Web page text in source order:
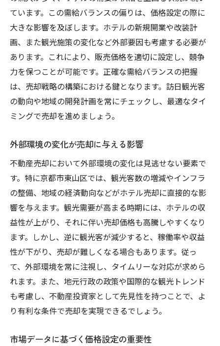
ています。この需給バランスの偏りは、価格設定の際に
大きな影響を及ぼします。ホテルの新規開業や改装計
画、また観光施策の変化など外部要因も考慮する必要が
あります。これにより、販売価格を適切に設定し、競争
力を保つことが可能です。正確な需給バランスの把握
は、売却戦略の構築における鍵となります。訪日観光客
の動向や地域の開発計画を常にチェックし、最適なタイ
ミングで売却を進めましょう。
外部環境の変化が売却に与える影響
不動産売却において外部環境の変化は見逃せない要素で
す。特に京都市東山区では、観光客数の増減やインフラ
の整備、地域の経済動向などがホテル売却に直接的な影
響を与えます。観光需要が高まる時期には、ホテルの収
益性が上がり、それに伴い売却価格も高騰しやすくなり
ます。しかし、逆に観光客が減少すると、稼働率や収益
性が下がり、売却が難しくなる場合もあります。従っ
て、外部環境を常に注視し、タイムリーな対応が求めら
れます。また、地元行政の政策や国際的な観光トレンド
も考慮し、不動産投資家として先見性を持つことで、よ
り有利な条件で売却を実現できるでしょう。
市場データに基づく価格設定の重要性